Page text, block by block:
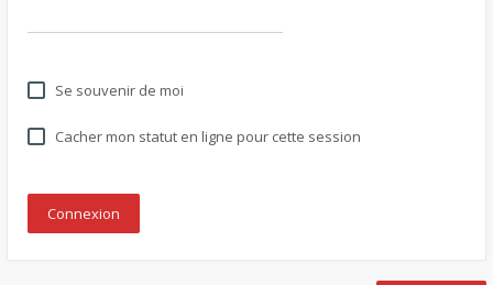
Se souvenir de moi
Cacher mon statut en ligne pour cette session